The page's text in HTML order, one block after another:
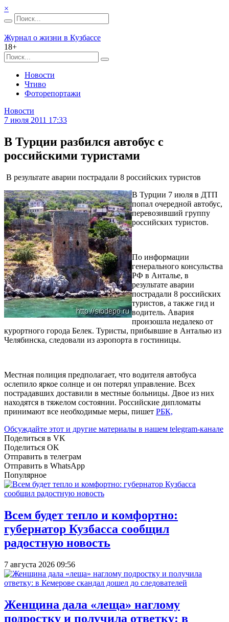
×
Журнал о жизни в Кузбассе
18+
Новости
Чтиво
Фоторепортажи
Новости
7 июля 2011 17:33
В Турции разбился автобус с
российскими туристами
В результате аварии пострадали 8 российских туристов
В Турции 7 июля в ДТП
попал очередной автобус,
перевозивший группу
российских туристов.
По информации
генерального консульства
РФ в Анталье, в
результате аварии
пострадали 8 российских
туристов, а также гид и
водитель. Авария
произошла недалеко от
курортного города Белек. Туристы, прибывшие в Анталью из
Челябинска, следовали из аэропорта в гостиницы.
Местная полиция предполагает, что водителя автобуса
ослепило яркое солнце и он потерял управление. Всех
пострадавших доставили в местные больницы. Двое из них
находятся в тяжелом состоянии. Российские дипломаты
принимают все необходимые меры, пишет РБК,
Обсуждайте этот и другие материалы в нашем telegram-канале
Поделиться в VK
Поделиться OK
Отправить в телеграм
Отправить в WhatsApp
Популярное
Всем будет тепло и комфортно:
губернатор Кузбасса сообщил
радостную новость
7 августа 2026 09:56
Женщина дала «леща» наглому
подростку и получила ответку: в